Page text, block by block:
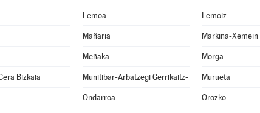
Lemoa Lemoiz
Mañaria Markina-Xemein
Meñaka Morga
Bizkaia Munitibar-Arbatzegi Gerrikaitz- Murueta
Ondarroa Orozko